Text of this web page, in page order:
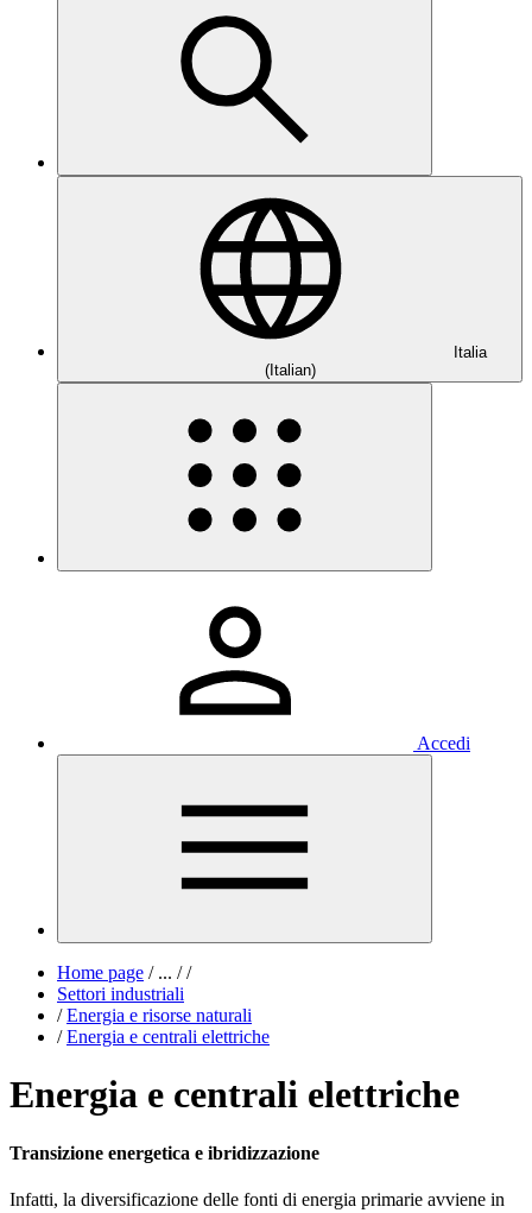
Italia
(Italian)
Accedi
Home page /... / /
Settori industriali
/ Energia e risorse naturali
/ Energia e centrali elettriche
Energia e centrali elettriche
Transizione energetica e ibridizzazione
Infatti, la diversificazione delle fonti di energia primarie avviene in